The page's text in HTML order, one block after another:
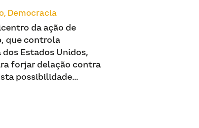
Democracia
da ação de
que controla
Estados Unidos,
forjar delação contra
possibilidade...